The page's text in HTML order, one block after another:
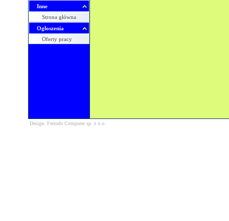
Inne
Strona główna
Ogłoszenia
Oferty pracy
Design: Ferrodo Computer sp. z o.o.